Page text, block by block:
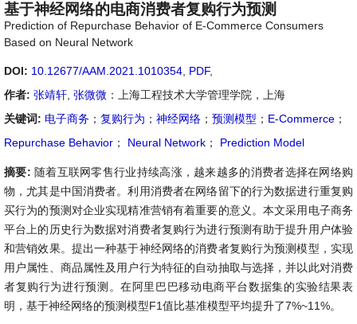
基于神经网络的电商消费者复购行为预测
Prediction of Repurchase Behavior of E-Commerce Consumers
Based on Neural Network
DOI: 10.12677/AAM.2021.1010354 PDF,
作者: 张靖轩 张微微 ：上海工程技术大学管理学院，上海
关键词: 电子商务 ； 复购行为 ； 神经网络 ； 预测模型 ； E-Commerce ；
Repurchase Behavior ； Neural Network ； Prediction Model
摘要: 随着互联网零售行业持续高涨，越来越多的消费者选择在网络购
物，尤其是中国消费者。利用消费者在网络留下的行为数据进行重复购
买行为的预测对企业实现精准营销有着重要的意义。本文采用电子商务
平台上的历史行为数据对消费者复购行为进行预测有助于提升用户体验
和营销效果。提出一种基于神经网络的消费者复购行为预测模型，实现
用户属性、商品属性及用户行为特征的自动抽取与选择，并以此对消费
者复购行为进行预测。在阿里巴巴移动电商平台数据集的实验结果表
明，基于神经网络的预测模型F1值比基准模型平均提升了7%~11%。